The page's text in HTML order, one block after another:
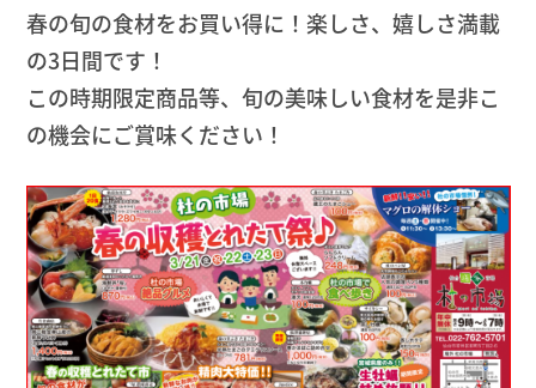
春の旬の食材をお買い得に！楽しさ、嬉しさ満載
の3日間です！
この時期限定商品等、旬の美味しい食材を是非こ
の機会にご賞味ください！